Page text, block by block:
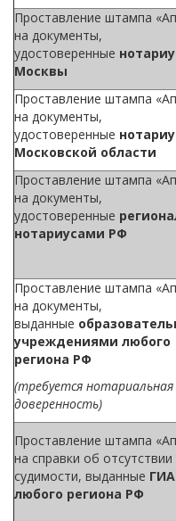
Проставление штампа
на документы,
удостоверенные
Москвы
Проставление штампа
на документы,
удостоверенные
Московской области
Проставление штампа
на документы,
удостоверенные
нотариусами РФ
Проставление штампа
на документы,
выданные
учреждениями любого
региона РФ
(требуется нотариальная
доверенность)
Проставление штампа
на справки об отсутствии
судимости, выданные
любого региона РФ